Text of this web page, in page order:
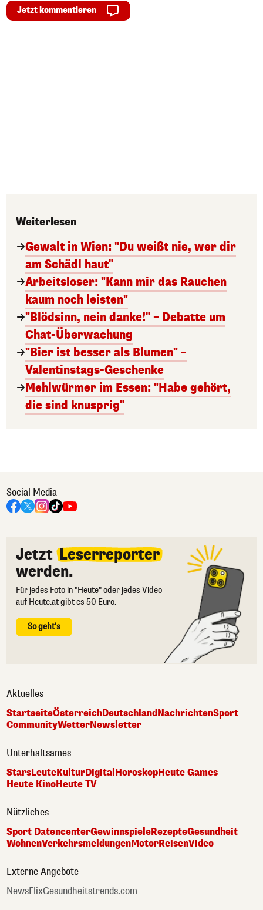
Jetzt kommentieren
Weiterlesen
Gewalt in Wien: "Du weißt nie, wer dir
am Schädl haut"
Arbeitsloser: "Kann mir das Rauchen
kaum noch leisten"
"Blödsinn, nein danke!" – Debatte um
Chat-Überwachung
"Bier ist besser als Blumen" –
Valentinstags-Geschenke
Mehlwürmer im Essen: "Habe gehört,
die sind knusprig"
Social Media
Jetzt Leserreporter
werden.
Für jedes Foto in "Heute" oder jedes Video
auf Heute.at gibt es 50 Euro.
So geht's
Aktuelles
StartseiteÖsterreichDeutschlandNachrichtenSport
CommunityWetterNewsletter
Unterhaltsames
StarsLeuteKulturDigital HoroskopHeute Games
Heute KinoHeute TV
Nützliches
Sport DatencenterGewinnspieleRezepteGesundheit
WohnenVerkehrsmeldungenMotorReisenVideo
Externe Angebote
NewsFlixGesundheitstrends.com